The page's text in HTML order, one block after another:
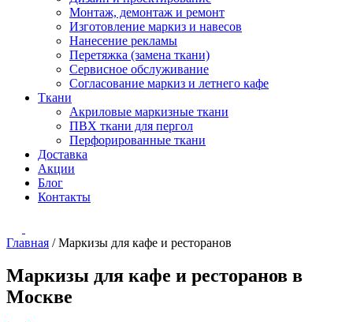
Монтаж, демонтаж и ремонт
Изготовление маркиз и навесов
Нанесение рекламы
Перетяжка (замена ткани)
Сервисное обслуживание
Согласование маркиз и летнего кафе
Ткани
Акриловые маркизные ткани
ПВХ ткани для пергол
Перфорированные ткани
Доставка
Акции
Блог
Контакты
Главная /Маркизы для кафе и ресторанов
Маркизы для кафе и ресторанов в
Москве